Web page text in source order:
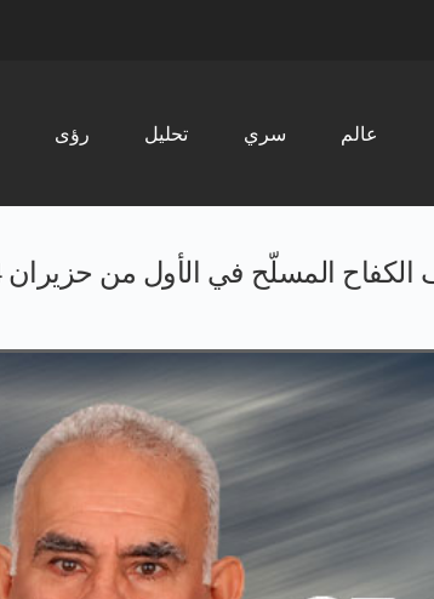
رؤى تحليل سري عالم
من حزيران 2004 ونتائجه وتداعياته على الكورد…